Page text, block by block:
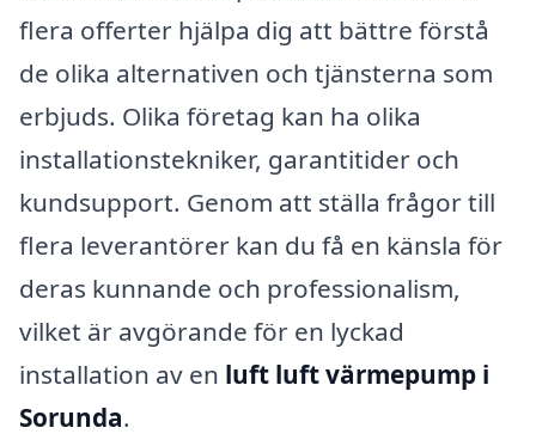
flera offerter hjälpa dig att bättre förstå
de olika alternativen och tjänsterna som
erbjuds. Olika företag kan ha olika
installationstekniker, garantitider och
kundsupport. Genom att ställa frågor till
flera leverantörer kan du få en känsla för
deras kunnande och professionalism,
vilket är avgörande för en lyckad
installation av en luft luft värmepump i
Sorunda.